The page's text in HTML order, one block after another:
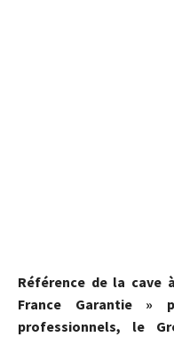
Référence de la cave
France Garantie »
professionnels, le